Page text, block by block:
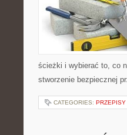
ścieżki i wybierać to, co
stworzenie bezpiecznej
CATEGORIES: PRZEPISY